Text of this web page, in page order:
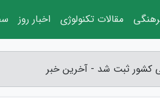
کشور ثبت شد - آخرین خبر
مقالات تکنولوژی اخبار روز